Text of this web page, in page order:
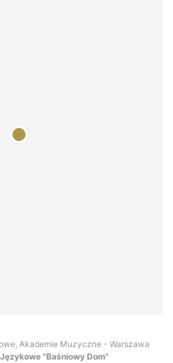
Akademie Muzyczne - Warszawa
"Baśniowy Dom"